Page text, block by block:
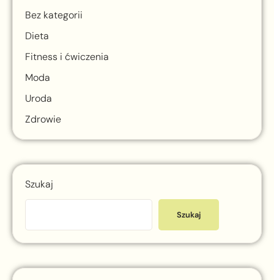
Bez kategorii
Dieta
Fitness i ćwiczenia
Moda
Uroda
Zdrowie
Szukaj
Szukaj